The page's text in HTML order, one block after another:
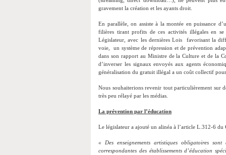
gravement la création et les ayants droit.
En parallèle, on assiste à la montée en puissance
filières tirant profits de ces activités illégales en
Législateur, avec les dernières Lois favorisant la
voie, un système de répression et de prévention
dans son rapport au Ministre de la Culture et de la
d’inverser les signaux envoyés aux agents
généralisation du gratuit illégal a un coût collectif
Nous souhaiterions revenir tout particulièrement sur
très peu rélayé par les médias.
La prévention par l’éducation
Le législateur a ajouté un alinéa à l’article L.312-6 du
« Des enseignements artistiques obligatoires
correspondantes des établissements d’éducation